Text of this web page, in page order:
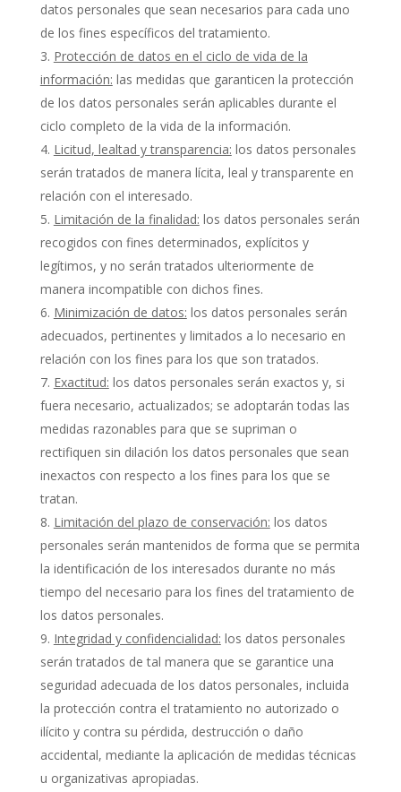
datos personales que sean necesarios para cada uno
de los fines específicos del tratamiento.
Protección de datos en el ciclo de vida de la
información: las medidas que garanticen la protección
de los datos personales serán aplicables durante el
ciclo completo de la vida de la información.
Licitud, lealtad y transparencia: los datos personales
serán tratados de manera lícita, leal y transparente en
relación con el interesado.
Limitación de la finalidad: los datos personales serán
recogidos con fines determinados, explícitos y
legítimos, y no serán tratados ulteriormente de
manera incompatible con dichos fines.
Minimización de datos: los datos personales serán
adecuados, pertinentes y limitados a lo necesario en
relación con los fines para los que son tratados.
Exactitud: los datos personales serán exactos y, si
fuera necesario, actualizados; se adoptarán todas las
medidas razonables para que se supriman o
rectifiquen sin dilación los datos personales que sean
inexactos con respecto a los fines para los que se
tratan.
Limitación del plazo de conservación: los datos
personales serán mantenidos de forma que se permita
la identificación de los interesados durante no más
tiempo del necesario para los fines del tratamiento de
los datos personales.
Integridad y confidencialidad: los datos personales
serán tratados de tal manera que se garantice una
seguridad adecuada de los datos personales, incluida
la protección contra el tratamiento no autorizado o
ilícito y contra su pérdida, destrucción o daño
accidental, mediante la aplicación de medidas técnicas
u organizativas apropiadas.